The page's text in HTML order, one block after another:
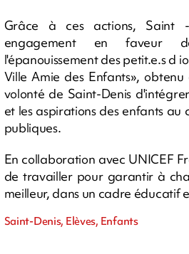
Grâce à ces actions, Saint -
engagement en faveur
l'épanouissement des petit.e.s d
Ville Amie des Enfants»,
volonté de Saint-Denis
et les aspirations des enfants au
publiques.
En collaboration avec UNICEF
de travailler pour garantir à
meilleur, dans un cadre éducatif
Saint-Denis, Elèves, Enfants